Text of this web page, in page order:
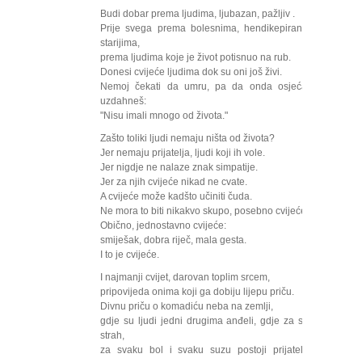
Budi dobar prema ljudima, ljubazan, pažljiv .
Prije svega prema bolesnima, hendikepiranima,
starijima,
prema ljudima koje je život potisnuo na rub.
Donesi cvijeće ljudima dok su oni još živi.
Nemoj čekati da umru, pa da onda osjećajno
uzdahneš:
"Nisu imali mnogo od života."
Zašto toliki ljudi nemaju ništa od života?
Jer nemaju prijatelja, ljudi koji ih vole.
Jer nigdje ne nalaze znak simpatije.
Jer za njih cvijeće nikad ne cvate.
A cvijeće može kadšto učiniti čuda.
Ne mora to biti nikakvo skupo, posebno cvijeće.
Obično, jednostavno cvijeće:
smiješak, dobra riječ, mala gesta.
I to je cvijeće.
I najmanji cvijet, darovan toplim srcem,
pripovijeda onima koji ga dobiju lijepu priču.
Divnu priču o komadiću neba na zemlji,
gdje su ljudi jedni drugima anđeli, gdje za svaki
strah,
za svaku bol i svaku suzu postoji prijateljska